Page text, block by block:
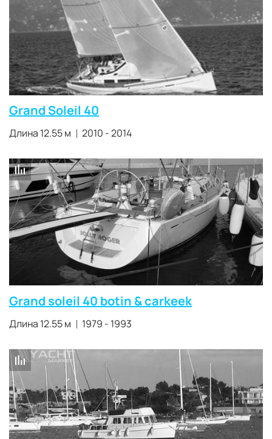
Grand Soleil 40
Длина 12.55 м 2010 - 2014
Grand soleil 40 botin & carkeek
Длина 12.55 м 1979 - 1993